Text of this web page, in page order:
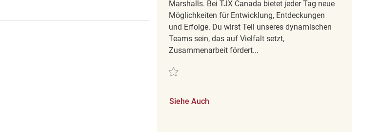
Marshalls. Bei TJX Canada bietet jeder Tag neue
Möglichkeiten für Entwicklung, Entdeckungen
und Erfolge. Du wirst Teil unseres dynamischen
Teams sein, das auf Vielfalt setzt,
Zusammenarbeit fördert...
Retten Part time Sales Associate Marshalls/HomeSense Lambton Mall
Siehe Auch